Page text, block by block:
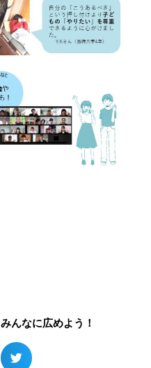
んなに広めよう！